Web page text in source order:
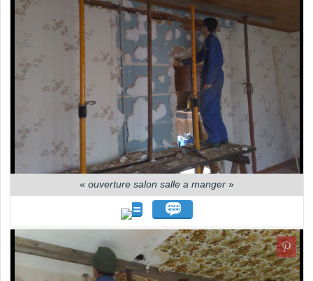
« ouverture salon salle a manger »